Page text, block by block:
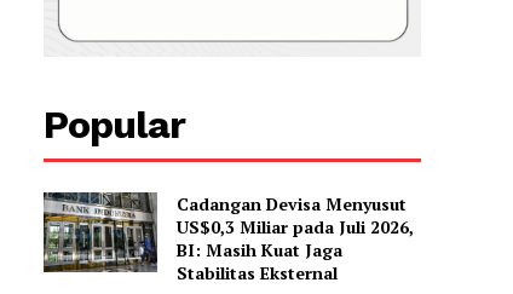
Popular
Cadangan Devisa Menyusut
US$0,3 Miliar pada Juli 2026,
BI: Masih Kuat Jaga
Stabilitas Eksternal